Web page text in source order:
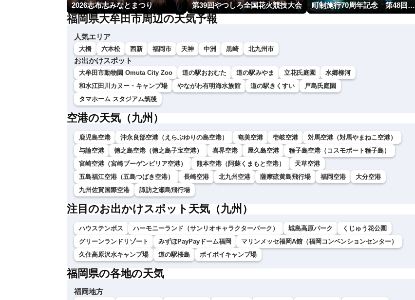
2026志布志みなとまつり 第39回やつしろ全国花火競技大会 町制施行70周年記念 第48回南種子町ロケット祭
福岡県大牟田市周辺の天気予報
人気エリア
大橋 六本松 西新 福岡市 天神 中洲 黒崎 北九州市
お出かけスポット
大牟田市動物園 Omuta City Zoo 道の駅おおむた 道の駅みやま 立花氏庭園
水郷柳河
和水江田川カヌー・キャンプ場
やながわ有明海水族館 道の駅きくすい
戸島氏庭園
タマホーム スタジアム筑後
空港の天気（九州）
鹿児島空港 沖永良部空港（えらぶゆりの島空港） 奄美空港 壱岐空港
対馬空港（対馬やまねこ空港）
与論空港
徳之島空港（徳之島子宝空港） 喜界空港 屋久島空港
種子島空港（コスモポート種子島）
宮崎空港（宮崎ブーゲンビリア空港）
熊本空港（阿蘇くまもと空港）
天草空港
五島福江空港（五島つばき空港）
長崎空港 北九州空港 薩摩硫黄島飛行場 福岡空港
大分空港
九州佐賀国際空港
諏訪之瀬島飛行場
注目のお出かけスポット天気（九州）
ハウステンボス ハーモニーランド（サンリオキャラクターパーク） 城島高原パーク
くじゅう花公園
グリーンランドリゾート
みずほPayPayドーム福岡
マリンメッセ福岡A館（福岡コンベンションセンター）
久住高原沢水キャンプ場
道の駅桜島 ボイボイキャンプ場
福岡県の各地の天気
福岡地方